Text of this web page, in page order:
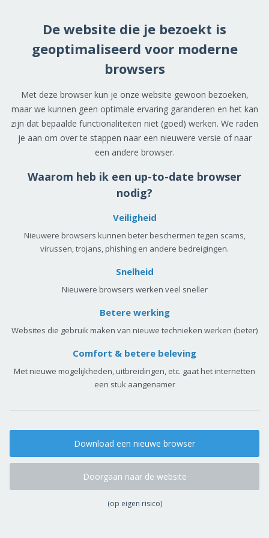
De website die je bezoekt is
geoptimaliseerd voor moderne
browsers
Met deze browser kun je onze website gewoon bezoeken,
maar we kunnen geen optimale ervaring garanderen en het kan
zijn dat bepaalde functionaliteiten niet (goed) werken. We raden
je aan om over te stappen naar een nieuwere versie of naar
een andere browser.
Waarom heb ik een up-to-date browser
nodig?
Veiligheid
Nieuwere browsers kunnen beter beschermen tegen scams,
virussen, trojans, phishing en andere bedreigingen.
Snelheid
Nieuwere browsers werken veel sneller
Betere werking
Websites die gebruik maken van nieuwe technieken werken (beter)
Comfort & betere beleving
Met nieuwe mogelijkheden, uitbreidingen, etc. gaat het internetten
een stuk aangenamer
Download een nieuwe browser
Doorgaan naar de website
(op eigen risico)